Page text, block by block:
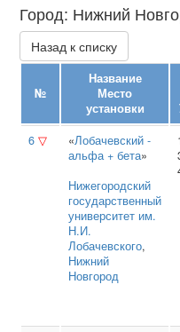
Город: Нижний
Назад к списку
№
Название
Место
установки
6 ▽ «Лобачевский -
альфа + бета»
Нижегородский
государственный
университет им.
Н.И.
Лобачевского,
Нижний
Новгород